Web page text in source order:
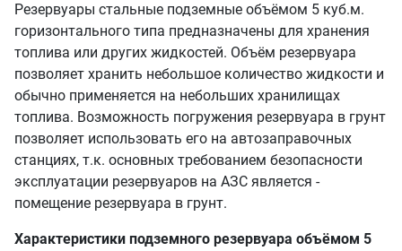
Резервуары стальные подземные объёмом 5 куб.м.
горизонтального типа предназначены для хранения
топлива или других жидкостей. Объём резервуара
позволяет хранить небольшое количество жидкости и
обычно применяется на небольших хранилищах
топлива. Возможность погружения резервуара в грунт
позволяет использовать его на автозаправочных
станциях, т.к. основных требованием безопасности
эксплуатации резервуаров на АЗС является -
помещение резервуара в грунт.
Характеристики подземного резервуара объёмом 5